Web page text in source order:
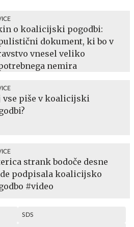
o koalicijski pogodbi:
dokument, ki bo v
vnesel veliko
nemira
vse piše v koalicijski
strank bodoče desne
podpisala koalicijsko
#video
SDS